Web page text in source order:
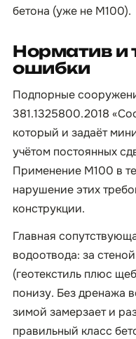
бетона (уже не М100).
Норматив и
ошибки
Подпорные
381.1325800.2018
который и задаёт
учётом постоянных
Применение М100 в
нарушение этих
конструкции.
Главная
водоотвода: за
(геотекстиль плюс
понизу. Без дренажа
зимой замерзает и
правильный класс